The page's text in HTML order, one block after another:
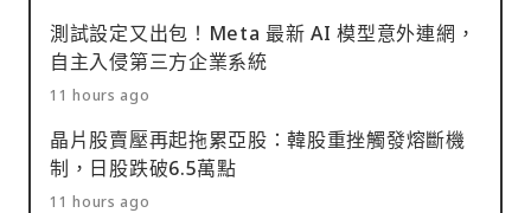
測試設定又出包！Meta 最新 AI 模型意外連網，
自主入侵第三方企業系統
11 hours ago
晶片股賣壓再起拖累亞股：韓股重挫觸發熔斷機
制，日股跌破6.5萬點
11 hours ago